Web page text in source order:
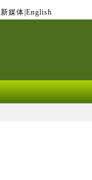
新媒体 English